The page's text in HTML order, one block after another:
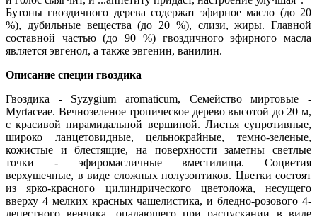
Бутоны гвоздичного дерева содержат эфирное масло (до 20
%), дубильные вещества (до 20 %), слизи, жиры. Главной
составной частью (до 90 %) гвоздичного эфирного масла
является эвгенол, а также эвгенин, ванилин.
Описание специи гвоздика
Гвоздика - Syzygium aromaticum, Семейство миртовые -
Myrtaceae. Вечнозеленое тропическое дерево высотой до 20 м,
с красивой пирамидальной вершиной. Листья супротивные,
широко ланцетовидные, цельнокрайные, темно-зеленые,
кожистые и блестящие, на поверхности заметны светлые
точки - эфиромасличные вместилища. Соцветия
верхушечные, в виде сложных полузонтиков. Цветки состоят
из ярко-красного цилиндрического цветоложа, несущего
вверху 4 мелких красных чашелистика, и бледно-розового 4-
лепестного венчика, опадающего при распускании в виде